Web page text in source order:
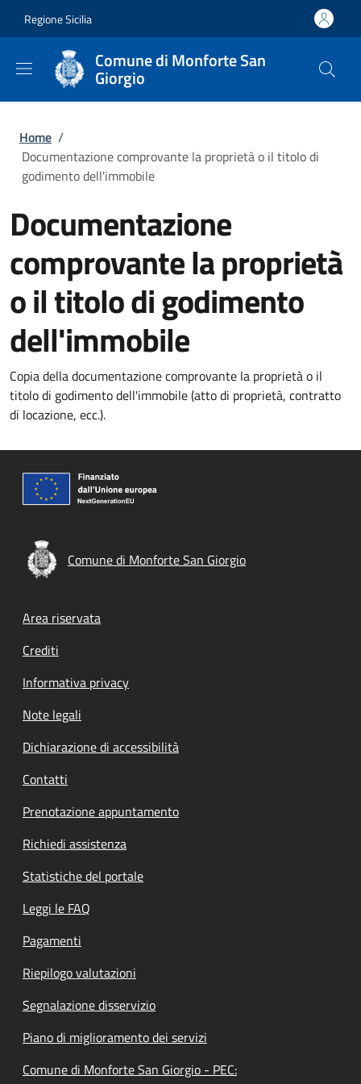
Regione Sicilia
Comune di Monforte San
Giorgio
Briciole di pane
Home /
Documentazione comprovante la proprietà o il titolo di
godimento dell'immobile
Documentazione
comprovante la proprietà
o il titolo di godimento
dell'immobile
Copia della documentazione comprovante la proprietà o il
titolo di godimento dell'immobile (atto di proprietà, contratto
di locazione, ecc.).
Comune di Monforte San Giorgio
Footer menu
Area riservata
Crediti
Informativa privacy
Note legali
Dichiarazione di accessibilità
Contatti
Prenotazione appuntamento
Richiedi assistenza
Statistiche del portale
Leggi le FAQ
Pagamenti
Riepilogo valutazioni
Segnalazione disservizio
Piano di miglioramento dei servizi
Comune di Monforte San Giorgio - PEC: